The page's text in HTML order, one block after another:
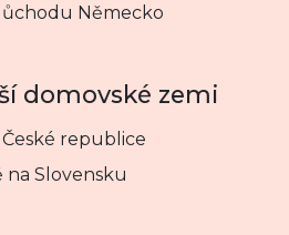
Německo
domovské zemi
republice
na Slovensku